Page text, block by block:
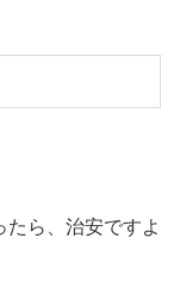
ら、治安ですよ